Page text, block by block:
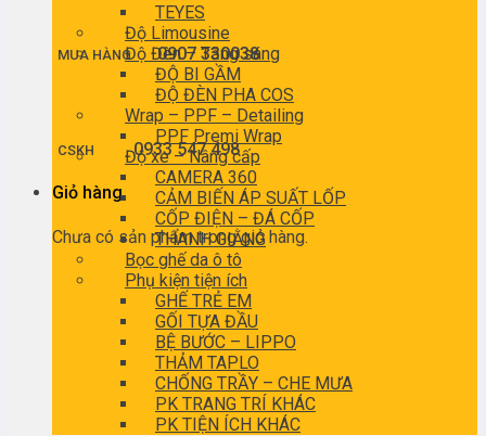
MUA HÀNG0907 330038
CSKH0933 547 498
Giỏ hàng
Chưa có sản phẩm trong giỏ hàng.
TEYES
Độ Limousine
Độ Đèn – Tăng sáng
ĐỘ BI GẦM
ĐỘ ĐÈN PHA COS
Wrap – PPF – Detailing
PPF Premi Wrap
Độ xe – Nâng cấp
CAMERA 360
CẢM BIẾN ÁP SUẤT LỐP
CỐP ĐIỆN – ĐÁ CỐP
THANH GIẰNG
Bọc ghế da ô tô
Phụ kiện tiện ích
GHẾ TRẺ EM
GỐI TỰA ĐẦU
BỆ BƯỚC – LIPPO
THẢM TAPLO
CHỐNG TRẦY – CHE MƯA
PK TRANG TRÍ KHÁC
PK TIỆN ÍCH KHÁC